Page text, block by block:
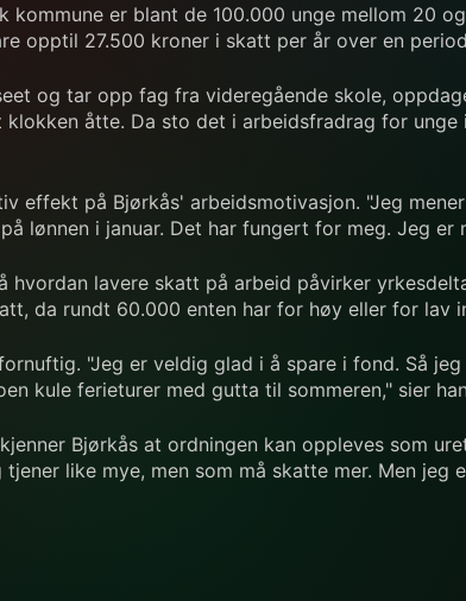
kommune er blant de 100.000 unge mellom 20
opptil 27.500 kroner i skatt per år over en
og tar opp fag fra videregående skole,
åtte. Da sto det i arbeidsfradrag for
effekt på Bjørkås' arbeidsmotivasjon. "Jeg
lønnen i januar. Det har fungert for meg. Jeg er
lavere skatt på arbeid påvirker
da rundt 60.000 enten har for høy eller for lav
"Jeg er veldig glad i å spare i fond. Så
kule ferieturer med gutta til sommeren," sier
Bjørkås at ordningen kan oppleves som
like mye, men som må skatte mer. Men